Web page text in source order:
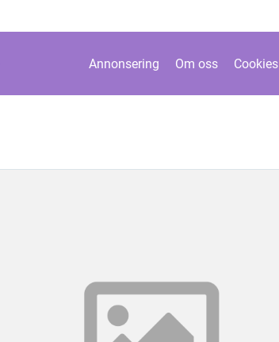
Annonsering Om oss Cookies